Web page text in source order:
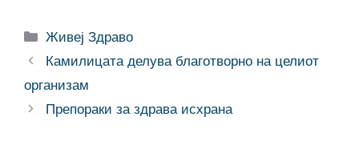
Categories
Живеј Здраво
Камилицата делува благотворно на целиот
организам
Препораки за здрава исхрана